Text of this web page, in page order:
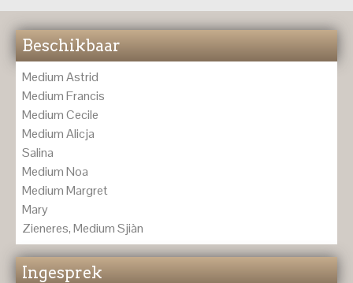
Beschikbaar
Medium Astrid
Medium Francis
Medium Cecile
Medium Alicja
Salina
Medium Noa
Medium Margret
Mary
Zieneres, Medium Sjiàn
Ingesprek